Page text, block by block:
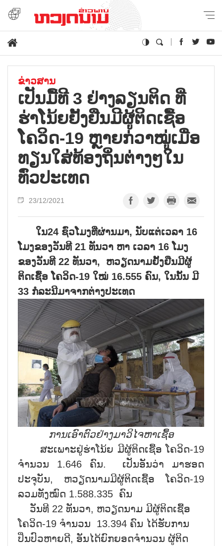
ຂ່າວສານ
ເປັນມື້ທີ 3 ຢ່າງລຽນຕິດ ທີ່
ຮ່າໂນ້ຍຢັ້ງຢືນມີຜູ້ຕິດເຊື້ອ
ໂຄວິດ-19 ຫຼາຍກ່ວາໝູ່ເມື່ອ
ທຽນໃສ່ທ້ອງຖິ່ນຕ່າງໆໃນ
ທົ່ວປະເທດ
23/12/2021
ໃນ24 ຊົ່ວໂມງທີ່ຜ່ານມາ, ນັບແຕ່ເວລາ 16
ໂມງຂອງວັນທີ 21 ທັນວາ ຫາ ເວລາ 16 ໂມງ
ຂອງວັນທີ 22 ທັນວາ, ຫວຽດນາມຢັ້ງຢືນມີຜູ້
ຕິດເຊື້ອ ໂຄວິດ-19 ໃໝ່ 16.555 ຄົນ, ໃນນັ້ນ ມີ
33 ກໍລະນີມາຈາກຕ່າງປະເທດ
ການເອົາຕົວຢ່າງມາວິໄຈຫາເຊື້ອ
ສະເພາະຢູ່ຮ່າໂນ້ຍ ມີຜູ້ຕິດເຊື້ອ ໂຄວິດ-19
ຈຳນວນ 1.646 ຄົນ. ເປັນອັນວ່າ ມາຮອດ
ປະຈຸບັນ, ຫວຽດນາມມີຜູ້ຕິດເຊື້ອ ໂຄວິດ-19
ລວມທັງໝົດ 1.588.335 ຄົນ
ວັນທີ 22 ທັນວາ, ຫວຽດນາມ ມີຜູ້ຕິດເຊື້ອ
ໂຄວິດ-19 ຈຳນວນ 13.394 ຄົນ ໄດ້ຮັບການ
ປິ່ນປົວຫາຍດີ, ອັນໄດ້ຍົກຍອດຈຳນວນ ຜູ້ຕິດ